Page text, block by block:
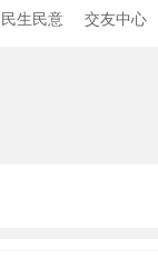
民生民意 交友中心